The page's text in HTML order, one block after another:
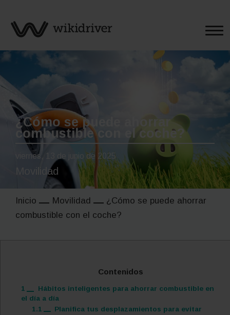
¿Cómo se puede ahorrar
combustible con el coche?
viernes, 13 de junio de 2025
Movilidad
Inicio Movilidad
¿Cómo se puede ahorrar
combustible con el coche?
Contenidos
1
Hábitos inteligentes para ahorrar combustible en
el día a día
1.1
Planifica tus desplazamientos para evitar